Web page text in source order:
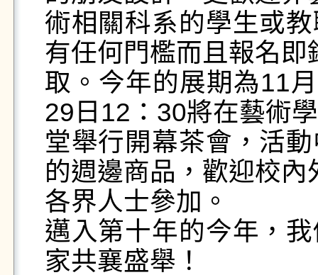
術相關科系的學生或
有任何門檻而且報名即
取。今年的展期為11
29日12：30將在藝術
堂舉行開幕茶會，活
的週邊商品，歡迎校內
各界人士參加。
邁入第十年的今年，
家共襄盛舉！